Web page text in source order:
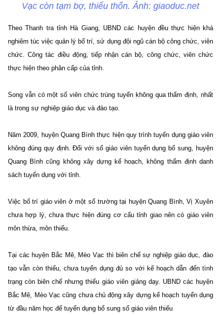
Vạc còn tạm bợ, thiếu thốn. Ảnh: giaoduc.net
Theo Thanh tra tỉnh Hà Giang, UBND các huyện đều thực hiện khá
nghiêm túc việc quản lý bố trí, sử dụng đội ngũ cán bộ công chức, viên
chức. Công tác điều động, tiếp nhận cán bộ, công chức, viên chức
thực hiện theo phân cấp của tỉnh.
Song vẫn có một số viên chức trúng tuyển không qua thẩm định, nhất
là trong sự nghiệp giáo dục và đào tạo.
Năm 2009, huyện Quang Bình thực hiện quy trình tuyển dụng giáo viên
không đúng quy định. Đối với số giáo viên tuyển dụng bổ sung, huyện
Quang Bình cũng không xây dựng kế hoạch, không thẩm định danh
sách tuyển dụng với tỉnh.
Việc bố trí giáo viên ở một số trường tại huyện Quang Bình, Vị Xuyên
chưa hợp lý, chưa thực hiện đúng cơ cấu tỉnh giao nên có giáo viên
môn thừa, môn thiếu.
Tại các huyện Bắc Mê, Mèo Vạc thì biên chế sự nghiệp giáo dục, đào
tạo vẫn còn thiếu, chưa tuyển dụng đủ so với kế hoạch dẫn đến tình
trạng còn biên chế nhưng thiếu giáo viên giảng dạy. UBND các huyện
Bắc Mê, Mèo Vạc cũng chưa chủ động xây dựng kế hoạch tuyển dụng
từ đầu năm học để tuyển dụng bổ sung số giáo viên thiếu